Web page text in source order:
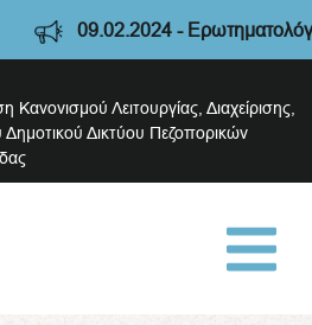
- Ερωτηματολόγιο
Κανονισμού Λειτουργίας, Διαχείρισης,
Δικτύου Πεζοπορικών